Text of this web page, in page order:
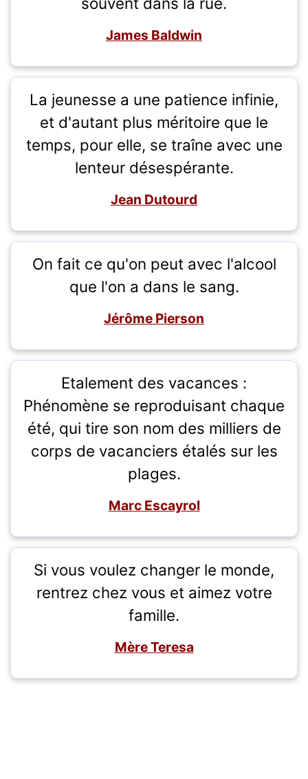
James Baldwin
La jeunesse a une patience infinie,
et d'autant plus méritoire que le
temps, pour elle, se traîne avec une
lenteur désespérante.
Jean Dutourd
On fait ce qu'on peut avec l'alcool
que l'on a dans le sang.
Jérôme Pierson
Etalement des vacances :
Phénomène se reproduisant chaque
été, qui tire son nom des milliers de
corps de vacanciers étalés sur les
plages.
Marc Escayrol
Si vous voulez changer le monde,
rentrez chez vous et aimez votre
famille.
Mère Teresa